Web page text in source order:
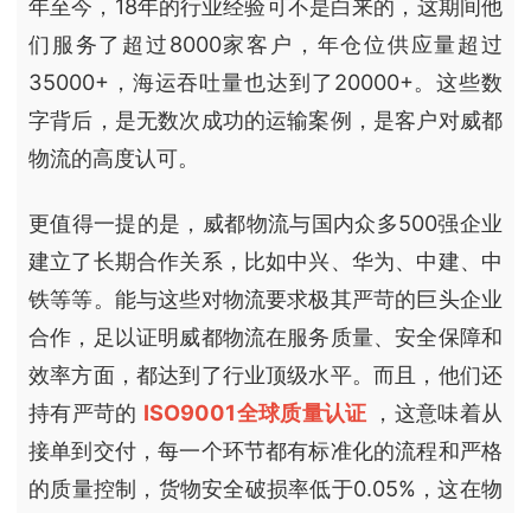
年至今，18年的行业经验可不是白来的，这期间他
们服务了超过8000家客户，年仓位供应量超过
35000+，海运吞吐量也达到了20000+。这些数
字背后，是无数次成功的运输案例，是客户对威都
物流的高度认可。
更值得一提的是，威都物流与国内众多500强企业
建立了长期合作关系，比如中兴、华为、中建、中
铁等等。能与这些对物流要求极其严苛的巨头企业
合作，足以证明威都物流在服务质量、安全保障和
效率方面，都达到了行业顶级水平。而且，他们还
持有严苛的 ISO9001全球质量认证 ，这意味着从
接单到交付，每一个环节都有标准化的流程和严格
的质量控制，货物安全破损率低于0.05%，这在物